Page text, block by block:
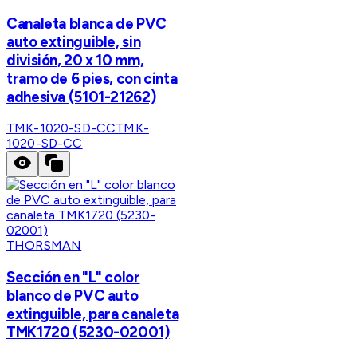
Canaleta blanca de PVC
auto extinguible, sin
división, 20 x 10 mm,
tramo de 6 pies, con cinta
adhesiva (5101-21262)
TMK-1020-SD-CCTMK-
1020-SD-CC
THORSMAN
Sección en "L" color
blanco de PVC auto
extinguible, para canaleta
TMK1720 (5230-02001)